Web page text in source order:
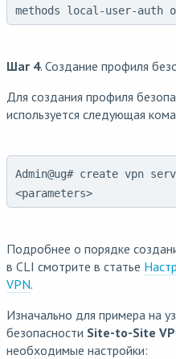
methods local-user-auth
Шаг 4. Создание профиля
Для создания профиля
используется следующая
Admin@ug# create vpn
<parameters>
Подробнее о порядке
в CLI смотрите в статье
VPN.
Изначально для примера на
безопасности Site-to-Site
необходимые настройки: